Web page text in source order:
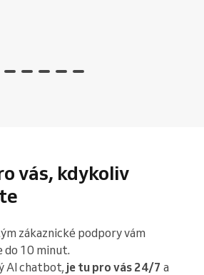
vás, kdykoliv
zákaznické podpory vám
do 10 minut.
AI chatbot, je tu pro vás 24/7 a